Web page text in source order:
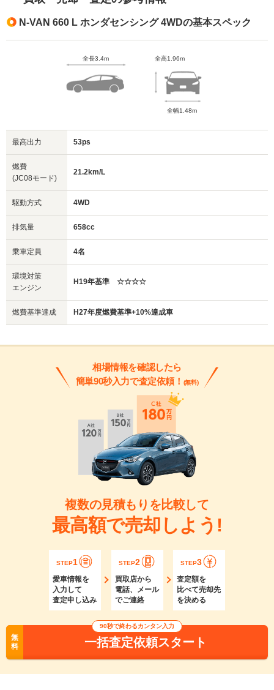
N-VAN 660 L ホンダセンシング 4WDの基本スペック
全長3.4m 全高1.96m
全幅1.48m
最高出力 53ps
燃費
(JC08モード)
21.2km/L
駆動方式 4WD
排気量 658cc
乗車定員 4名
環境対策
エンジン
H19年基準 ☆☆☆☆
燃費基準達成 H27年度燃費基準+10%達成車
相場情報を確認したら
簡単90秒入力で査定依頼！ (無料)
複数の見積もりを比較して
最高額で売却しよう!
STEP1
愛車情報を
入力して
査定申し込み
STEP2
買取店から
電話、メール
でご連絡
STEP3
査定額を
比べて売却先
を決める
無
料
90秒で終わるカンタン入力
一括査定依頼スタート